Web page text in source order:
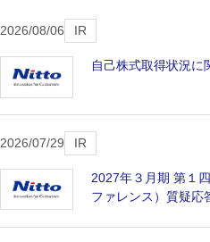
2026/08/06 IR
自己株式取得状況に
2026/07/29 IR
2027年３月期 第１
ファレンス）質疑応